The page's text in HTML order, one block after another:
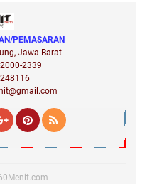
PEMASARAN
Jawa Barat
2339